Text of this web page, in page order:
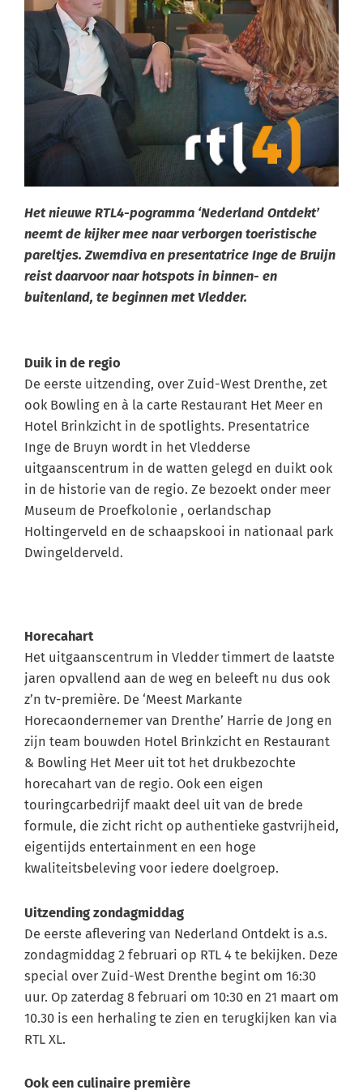
Het nieuwe RTL4-pogramma ‘Nederland Ontdekt’
neemt de kijker mee naar verborgen toeristische
pareltjes. Zwemdiva en presentatrice Inge de Bruijn
reist daarvoor naar hotspots in binnen- en
buitenland, te beginnen met Vledder.
Duik in de regio
De eerste uitzending, over Zuid-West Drenthe, zet
ook Bowling en à la carte Restaurant Het Meer en
Hotel Brinkzicht in de spotlights. Presentatrice
Inge de Bruyn wordt in het Vledderse
uitgaanscentrum in de watten gelegd en duikt ook
in de historie van de regio. Ze bezoekt onder meer
Museum de Proefkolonie , oerlandschap
Holtingerveld en de schaapskooi in nationaal park
Dwingelderveld.
Horecahart
Het uitgaanscentrum in Vledder timmert de laatste
jaren opvallend aan de weg en beleeft nu dus ook
z’n tv-première. De ‘Meest Markante
Horecaondernemer van Drenthe’ Harrie de Jong en
zijn team bouwden Hotel Brinkzicht en Restaurant
& Bowling Het Meer uit tot het drukbezochte
horecahart van de regio. Ook een eigen
touringcarbedrijf maakt deel uit van de brede
formule, die zicht richt op authentieke gastvrijheid,
eigentijds entertainment en een hoge
kwaliteitsbeleving voor iedere doelgroep.
Uitzending zondagmiddag
De eerste aflevering van Nederland Ontdekt is a.s.
zondagmiddag 2 februari op RTL 4 te bekijken. Deze
special over Zuid-West Drenthe begint om 16:30
uur. Op zaterdag 8 februari om 10:30 en 21 maart om
10.30 is een herhaling te zien en terugkijken kan via
RTL XL.
Ook een culinaire première